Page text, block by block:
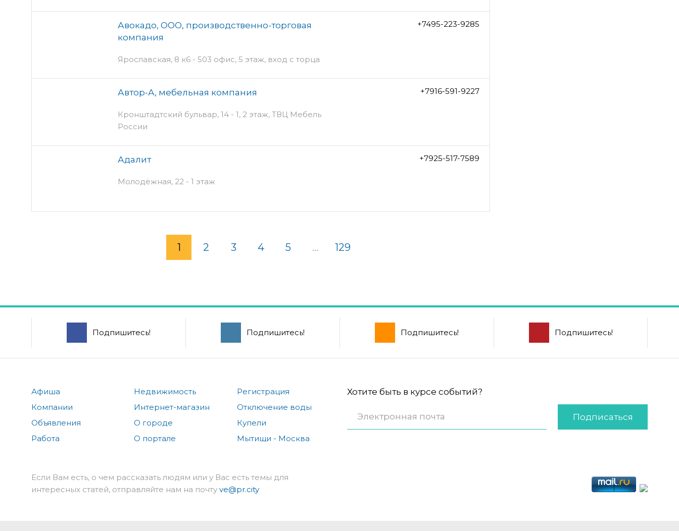
Авокадо, ООО, производственно-торговая
компания
Ярославская, 8 к6 - 503 офис, 5 этаж, вход с торца
+7495-223-9285
Автор-А, мебельная компания
Кронштадтский бульвар, 14 - 1, 2 этаж, ТВЦ Мебель
России
+7916-591-9227
Адалит
Молодёжная, 22 - 1 этаж
+7925-517-7589
1 2 3 4 5 ... 129
Подпишитесь! Подпишитесь! Подпишитесь! Подпишитесь!
Афиша
Компании
Объявления
Работа
Недвижимость
Интернет-магазин
О городе
О портале
Регистрация
Отключение воды
Купели
Мытищи - Москва
Хотите быть в курсе событий?
Подписаться
Если Вам есть, о чем рассказать людям или у Вас есть темы для
интересных статей, отправляйте нам на почту ve@pr.city